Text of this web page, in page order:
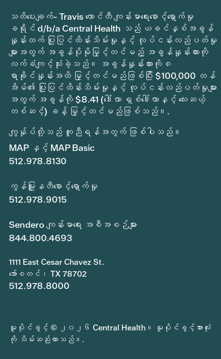
သတိပေးချက်- Travis ကောင်တီ ကျန်းမာရေးစောင့်ရှောက်မှု
ခရိုင် d/b/a Central Health သည် ယခင်နှစ်အခွန်
နှုန်းထက် ပြုပြင်ထိန်းသိမ်းမှုနှင့် လုပ်ငန်းလည်ပတ်မှု
များအတွက် အခွန်ပိုမိုမြှင့်တင်မည့် အခွန်နှုန်းထားကို
လက်ခံကျင့်သုံးခဲ့သည်။ အခွန်နှုန်းထားကို ၈
ရာခိုင်နှုန်းအထိ မြှင့်တင်မည်ဖြစ်ပြီး $100,000 တန်
အိမ်၏ ပြုပြင်ထိန်းသိမ်းမှုနှင့် လုပ်ငန်းလည်ပတ်မှုများ
အတွက် အခွန်ကို $8.41 (ဒေါ်လာ ရှစ်ဒေါ်လာနှင့် လေးဆယ့်
တစ်ဆင့်) ခန့် မြှင့်တင်မည်ဖြစ်သည်။.
ကျွန်ုပ်တို့သည် ကူညီရန်အတွက် ဖြစ်ပါသည်။
MAP နှင့် MAP Basic
512.978.8130
ကွန်မြူနတီစောင့်ရှောက်မှု
512.978.9015
Sendero ကျန်းမာရေး အစီအစဉ်များ
844.800.4693
1111 East Cesar Chavez St.
အော်စတင်၊ TX 78702
512.978.8000
မူပိုင်ခွင့် © ၂၀၂၆ Central Health။ မူပိုင်ခွင့်အားလုံး
ကို သိမ်းဆည်းထားသည်။.